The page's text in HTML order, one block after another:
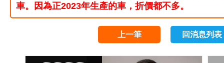
車。因為正2023年生產的車，折價都不多。
上一筆 回消息列表